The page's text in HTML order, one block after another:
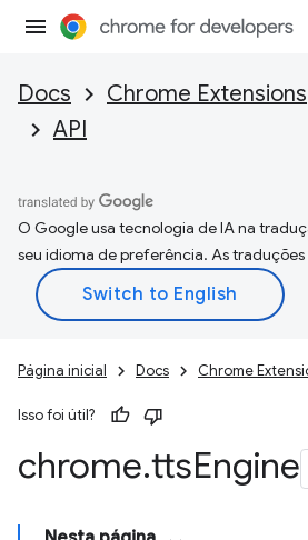
Docs Chrome Extensions
API
O Google usa tecnologia de IA na
seu idioma de preferência. As
Página inicial Docs Chrome
Isso foi útil?
chrome.ttsEngine